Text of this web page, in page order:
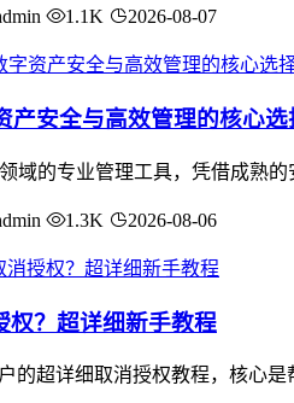
1.1K 2026-08-07
产安全与高效管理的核心选
域的专业管理工具，凭借成熟
1.3K 2026-08-06
权？超详细新手教程
的超详细取消授权教程，核心